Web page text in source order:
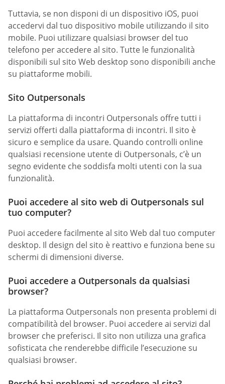
Tuttavia, se non disponi di un dispositivo iOS, puoi
accedervi dal tuo dispositivo mobile utilizzando il sito
mobile. Puoi utilizzare qualsiasi browser del tuo
telefono per accedere al sito. Tutte le funzionalità
disponibili sul sito Web desktop sono disponibili anche
su piattaforme mobili.
Sito Outpersonals
La piattaforma di incontri Outpersonals offre tutti i
servizi offerti dalla piattaforma di incontri. Il sito è
sicuro e semplice da usare. Quando controlli online
qualsiasi recensione utente di Outpersonals, c’è un
segno evidente che soddisfa molti utenti con la sua
funzionalità.
Puoi accedere al sito web di Outpersonals sul
tuo computer?
Puoi accedere facilmente al sito Web dal tuo computer
desktop. Il design del sito è reattivo e funziona bene su
schermi di dimensioni diverse.
Puoi accedere a Outpersonals da qualsiasi
browser?
La piattaforma Outpersonals non presenta problemi di
compatibilità del browser. Puoi accedere ai servizi dal
browser che preferisci. Il sito non utilizza una grafica
sofisticata che renderebbe difficile l’esecuzione su
qualsiasi browser.